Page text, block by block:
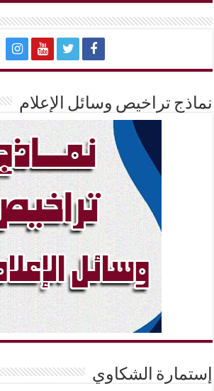
نماذج تراخيص وسائل الإعلام
إستمارة الشكاوي